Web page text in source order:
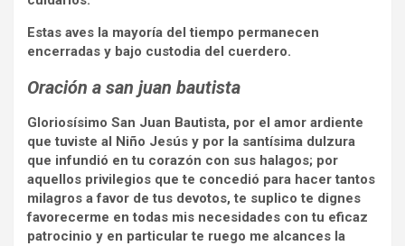
Estas aves la mayoría del tiempo permanecen
encerradas y bajo custodia del cuerdero.
Oración a san juan bautista
Gloriosísimo San Juan Bautista, por el amor ardiente
que tuviste al Niño Jesús y por la santísima dulzura
que infundió en tu corazón con sus halagos; por
aquellos privilegios que te concedió para hacer tantos
milagros a favor de tus devotos, te suplico te dignes
favorecerme en todas mis necesidades con tu eficaz
patrocinio y en particular te ruego me alcances la